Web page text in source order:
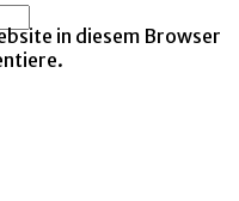
in diesem Browser